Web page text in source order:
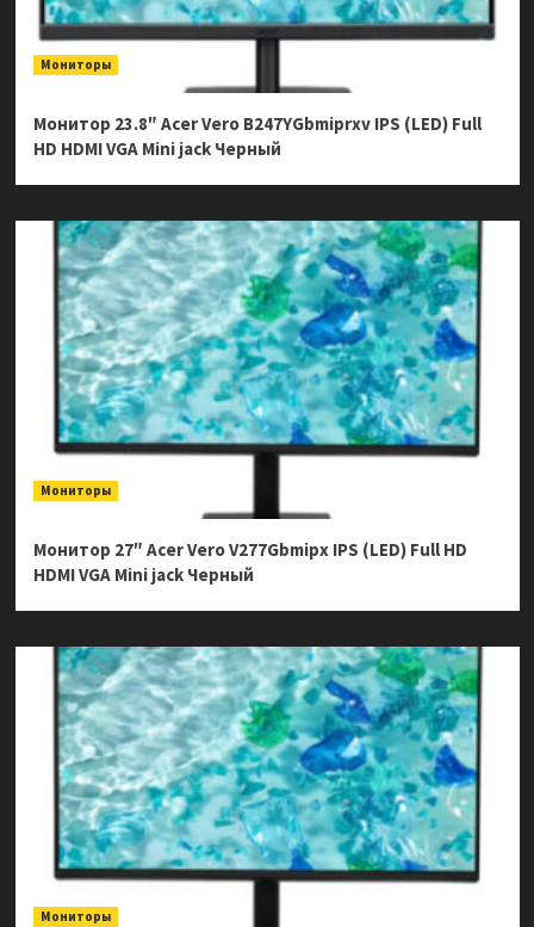
Мониторы
Монитор 23.8″ Acer Vero B247YGbmiprxv IPS (LED) Full
HD HDMI VGA Mini jack Черный
Мониторы
Монитор 27″ Acer Vero V277Gbmipx IPS (LED) Full HD
HDMI VGA Mini jack Черный
Мониторы